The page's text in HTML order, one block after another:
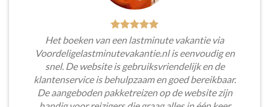
Het boeken van een lastminute vakantie via
Voordeligelastminutevakantie.nl is eenvoudig en
snel. De website is gebruiksvriendelijk en de
klantenservice is behulpzaam en goed bereikbaar.
De aangeboden pakketreizen op de website zijn